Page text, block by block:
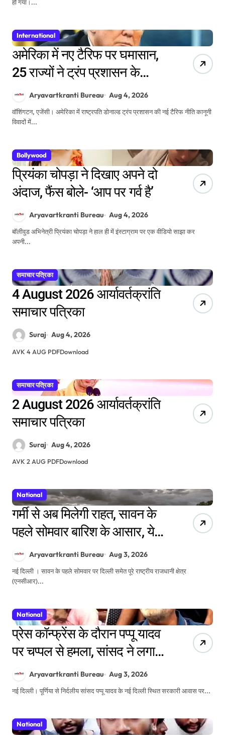
हो गया।...
International
अमेरिका में नए टैरिफ पर घमासान,
25 राज्यों ने ट्रंप प्रशासन के
खिलाफ अदालत का दरवाजा
खटखटाया
Aryavartkranti Bureau Aug 4, 2026
वॉशिंगटन, एजेंसी। अमेरिका में राष्ट्रपति डोनाल्ड ट्रंप प्रशासन की नई टैरिफ नीति कानूनी
विवादों में...
Bollywood
प्रियंका चोपड़ा ने दिखाए अपने दो
अंदाज, फैंस बोले- ‘आप पर गर्व है’
Aryavartkranti Bureau Aug 4, 2026
बॉलीवुड अभिनेत्री प्रियंका चोपड़ा ने हाल ही में इंस्टाग्राम पर एक वीडियो साझा कर
अपनी...
समाचार पत्रिका
4 August 2026 आर्यावर्तक्रांति
समाचार पत्रिका
Suraj Aug 4, 2026
AVK 4 AUG PDFDownload
समाचार पत्रिका
2 August 2026 आर्यावर्तक्रांति
समाचार पत्रिका
Suraj Aug 4, 2026
AVK 2 AUG PDFDownload
National
गर्मी से अब मिलेगी राहत, सावन के
पहले सोमवार बारिश के आसार, येलो
अलर्ट जारी
Aryavartkranti Bureau Aug 3, 2026
नई दिल्ली । सावन के पहले सोमवार पर दिल्ली समेत पूरे राष्ट्रीय राजधानी क्षेत्र
(एनसीआर)...
National
प्रेस कॉन्फ्रेंस के दौरान पप्पू यादव
पर चप्पल से हमला, सांसद ने लगाया
हत्या की साजिश का आरोप
Aryavartkranti Bureau Aug 3, 2026
नई दिल्ली। पूर्णिया से निर्दलीय सांसद पप्पू यादव के नई दिल्ली स्थित सरकारी आवास पर...
National